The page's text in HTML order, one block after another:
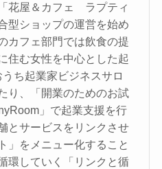
花屋＆カフェ ラプティ
型ショップの運営を始め
カフェ部門では飲食の提
住む女性を中心とした起
ち起業家ビジネスサロ
り、「開業のためのお試
」で起業支援を行
とサービスをリンクさせ
」をメニュー化すること
環していく「リンクと循